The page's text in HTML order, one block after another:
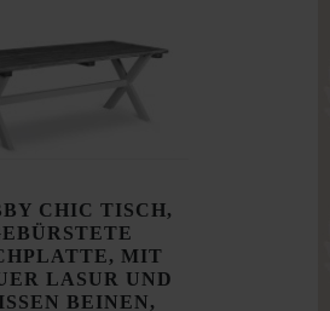
CHIC TISCH,
MIT
LASUR UND
BEINEN,